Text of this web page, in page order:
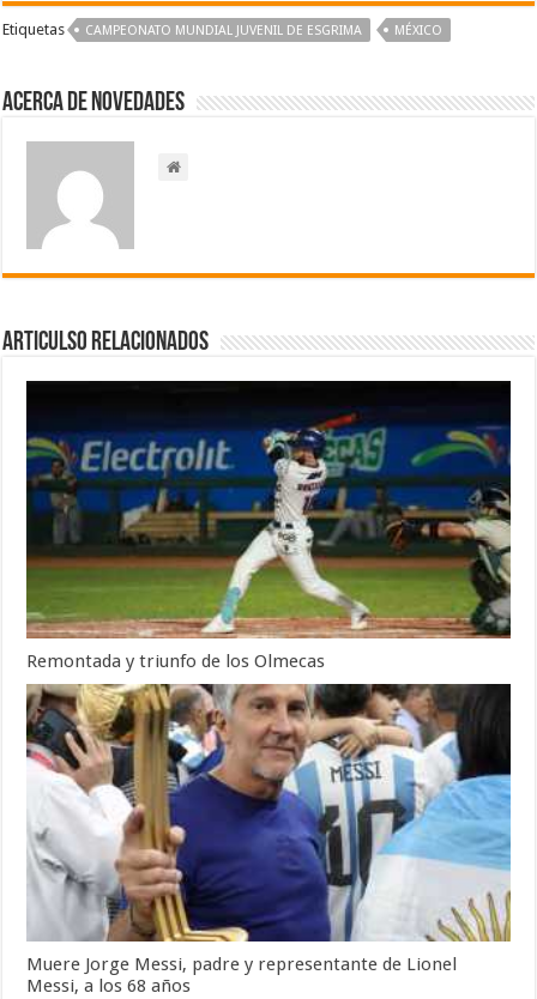
Etiquetas CAMPEONATO MUNDIAL JUVENIL DE ESGRIMA MÉXICO
Acerca de NOVEDADES
Articulso Relacionados
Remontada y triunfo de los Olmecas
Muere Jorge Messi, padre y representante de Lionel
Messi, a los 68 años